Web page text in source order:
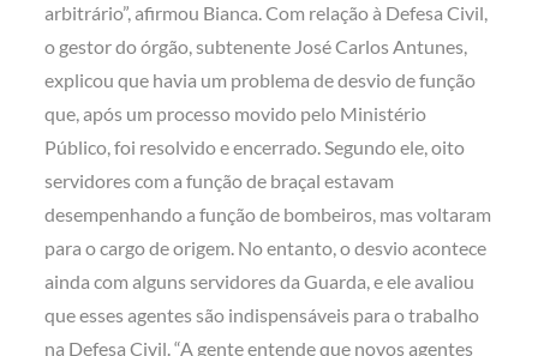
arbitrário”, afirmou Bianca. Com relação à Defesa Civil,
o gestor do órgão, subtenente José Carlos Antunes,
explicou que havia um problema de desvio de função
que, após um processo movido pelo Ministério
Público, foi resolvido e encerrado. Segundo ele, oito
servidores com a função de braçal estavam
desempenhando a função de bombeiros, mas voltaram
para o cargo de origem. No entanto, o desvio acontece
ainda com alguns servidores da Guarda, e ele avaliou
que esses agentes são indispensáveis para o trabalho
na Defesa Civil. “A gente entende que novos agentes